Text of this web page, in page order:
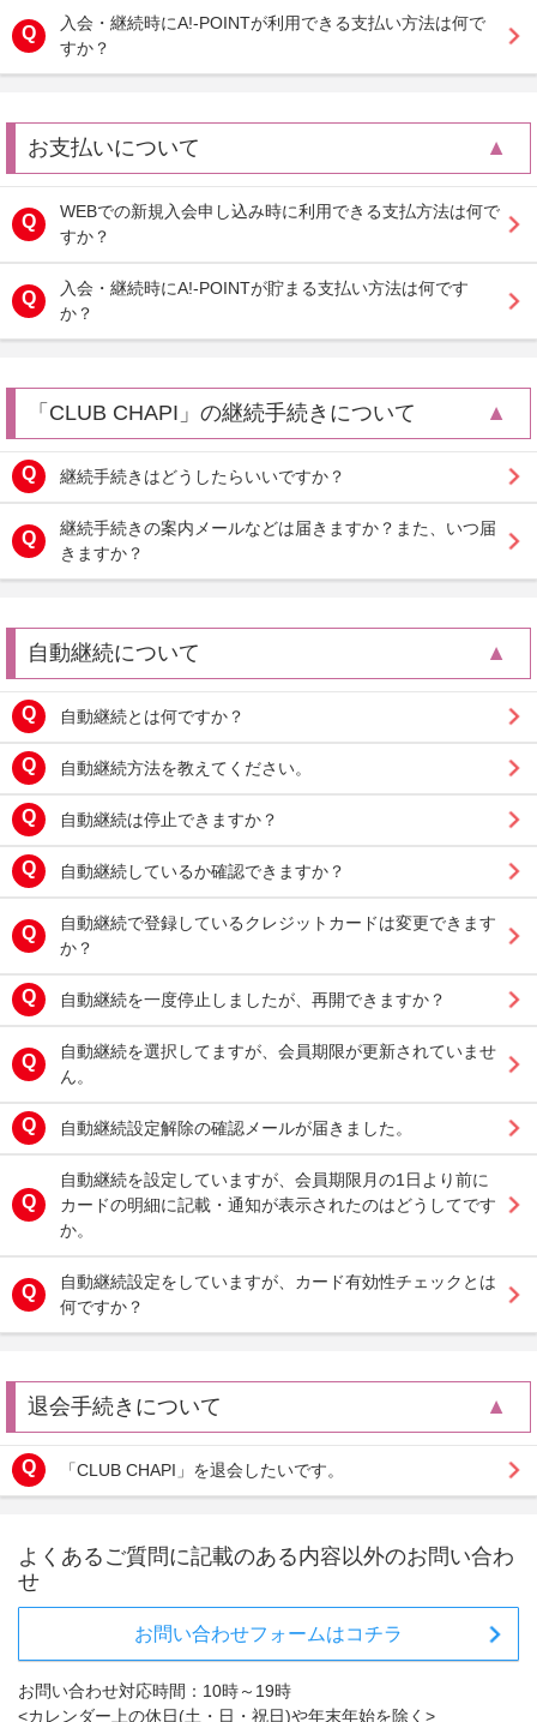
入会・継続時にA!-POINTが利用できる支払い方法は何で
すか？
お支払いについて
WEBでの新規入会申し込み時に利用できる支払方法は何で
すか？
入会・継続時にA!-POINTが貯まる支払い方法は何です
か？
「CLUB CHAPI」の継続手続きについて
継続手続きはどうしたらいいですか？
継続手続きの案内メールなどは届きますか？また、いつ届
きますか？
自動継続について
自動継続とは何ですか？
自動継続方法を教えてください。
自動継続は停止できますか？
自動継続しているか確認できますか？
自動継続で登録しているクレジットカードは変更できます
か？
自動継続を一度停止しましたが、再開できますか？
自動継続を選択してますが、会員期限が更新されていませ
ん。
自動継続設定解除の確認メールが届きました。
自動継続を設定していますが、会員期限月の1日より前に
カードの明細に記載・通知が表示されたのはどうしてです
か。
自動継続設定をしていますが、カード有効性チェックとは
何ですか？
退会手続きについて
「CLUB CHAPI」を退会したいです。
よくあるご質問に記載のある内容以外のお問い合わ
せ
お問い合わせフォームはコチラ
お問い合わせ対応時間：10時～19時
<カレンダー上の休日(土・日・祝日)や年末年始を除く>